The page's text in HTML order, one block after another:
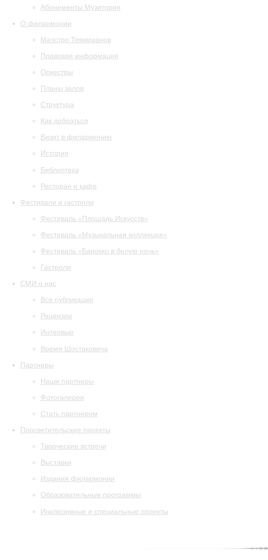
Абонементы Музитория
О филармонии
Маэстро Темирканов
Правовая информация
Оркестры
Планы залов
Структура
Как добраться
Визит в филармонию
История
Библиотека
Ресторан и кафе
Фестивали и гастроли
Фестиваль «Площадь Искусств»
Фестиваль «Музыкальная коллекция»
Фестиваль «Барокко в белую ночь»
Гастроли
СМИ о нас
Все публикации
Рецензии
Интервью
Время Шостаковича
Партнеры
Наши партнеры
Фотогалерея
Стать партнером
Просветительские проекты
Творческие встречи
Выставки
Издания филармонии
Образовательные программы
Инклюзивные и специальные проекты